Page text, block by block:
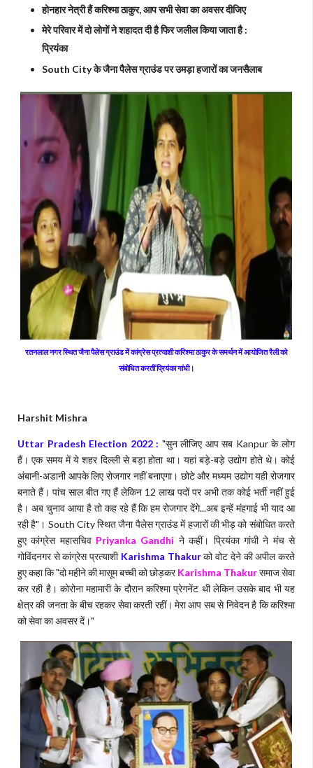
होनहार नेत्री हैं करिश्मा ठाकुर, आप सभी सेवा का अवसर दीजिए
मेरे परिवार में दो लोगों ने शहादत दी है फिर जलील किया जाता है :
प्रियंका
South City के जैना पैलेस ग्राउंड पर उमड़ा हजारों का जनसैलाब
रतनलाल नगर स्थित जैना पैलेस ग्राउंड में कांग्रेस प्रत्याशी करिश्मा ठाकुर के समर्थन में आयोजित रैली को
संबोधित करतीं प्रियंका गांधी।
Harshit Mishra
Uttar Pradesh Election 2022 : "सुन लीजिए आप सब Kanpur के लोग
हैं। एक समय में ये शहर दिल्ली से बड़ा होता था। यहां बड़े-बड़े उद्योग होते थे। कोई
अंबानी-अडानी आपके लिए रोजगार नहीं बनाएगा। छोटे और मध्यम उद्योग यही रोजगार
बनाते हैं। पांच साल बीत गए हैं लेकिन 12 लाख पदों पर अभी तक कोई भर्ती नहीं हुई
है। अब चुनाव आया है तो कह रहे हैं कि हम रोजगार देंगे...अब इन्हें मंहगाई भी याद आ
रही है"। South City स्थित जैना पैलेस ग्राउंड में हजारों की भीड़ को संबोधित करते
हुए कांग्रेस महासचिव Priyanka Gandhi ने कहीं। प्रियंका गांधी ने मंच से
गोविंदनगर से कांग्रेस प्रत्याशी Karishma Thakurको वोट देने की अपील करते
हुए कहा कि "दो महीने की मासूम बच्ची को छोड़करKarishma Thakurसमाज सेवा
कर रही है। कोरोना महामारी के दौरान करिश्मा प्रेगनेंट थी लेकिन उसके बाद भी यह
क्षेत्र की जनता के बीच रहकर सेवा करती रहीं। मेरा आप सब से निवेदन है कि करिश्मा
को सेवा का अवसर दें।"